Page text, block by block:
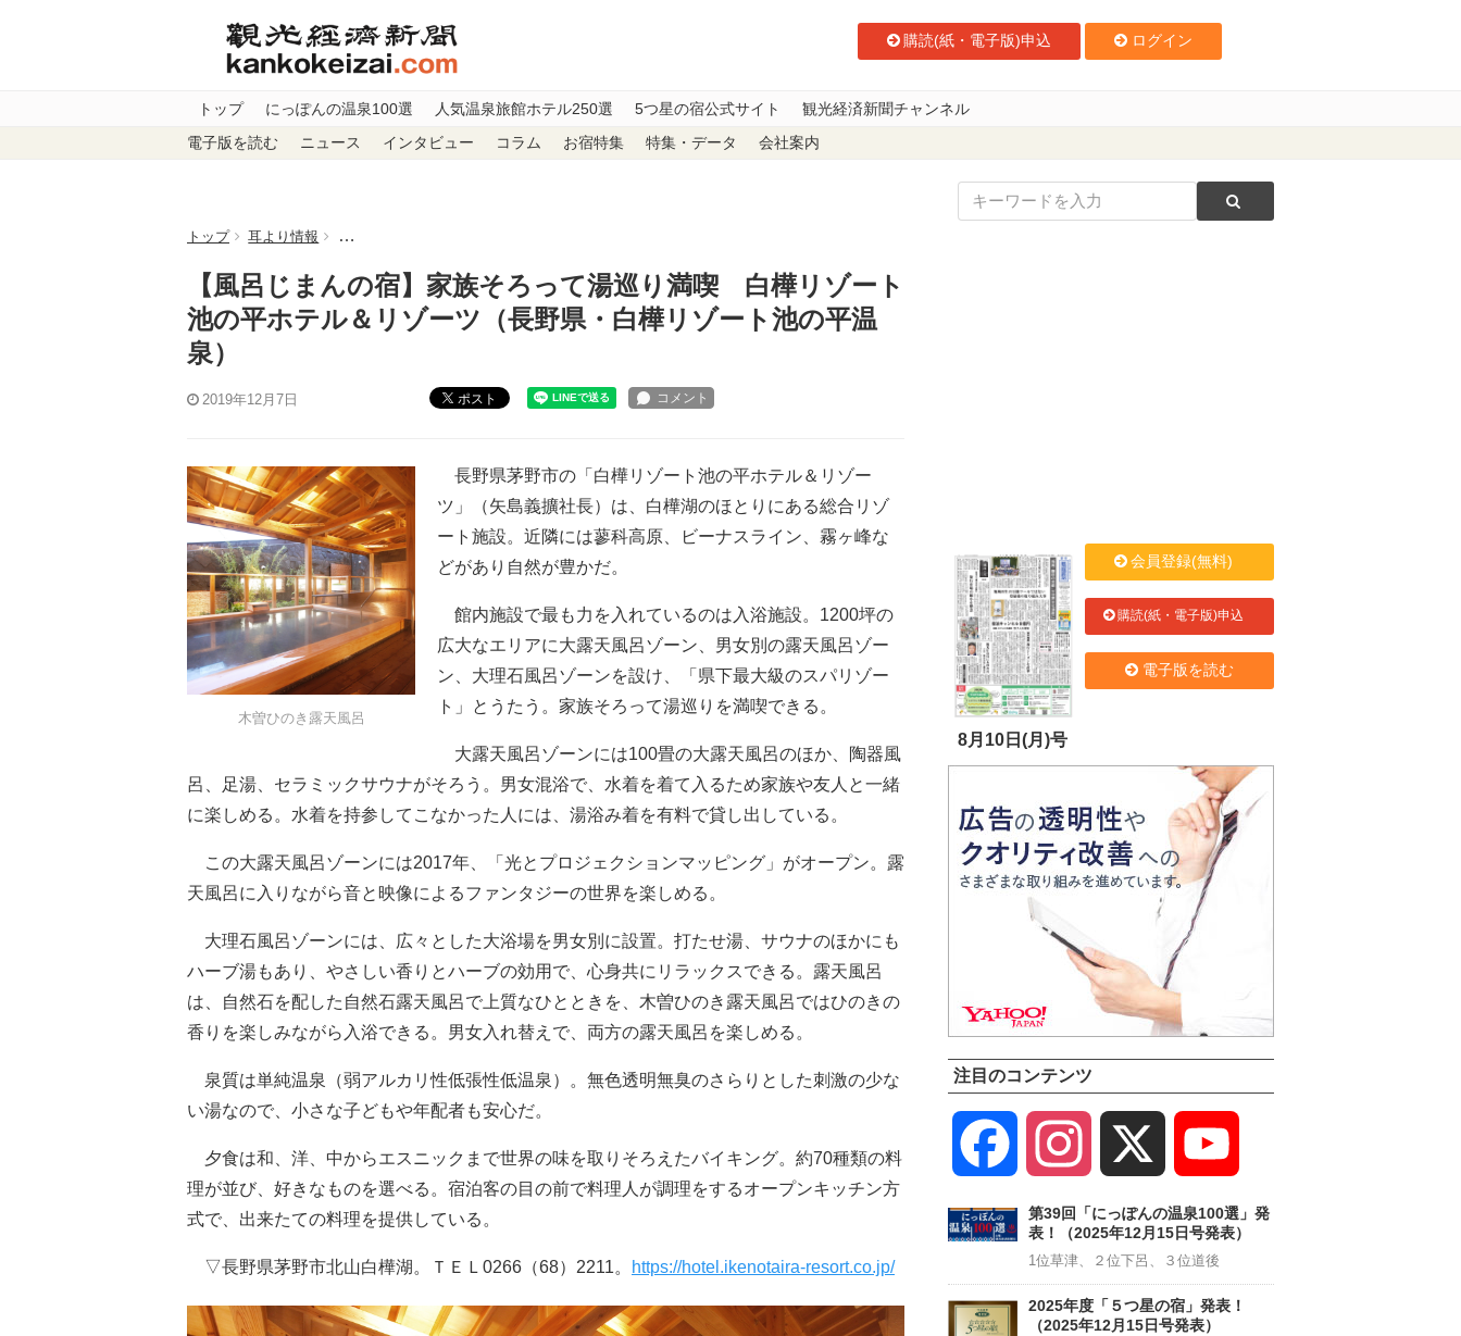
購読(紙・電子版)申込 ログイン
トップ にっぽんの温泉100選 人気温泉旅館ホテル250選 5つ星の宿公式サイト 観光経済新聞チャンネル
電子版を読む ニュース インタビュー コラム お宿特集 特集・データ 会社案内
トップ 耳より情報 【風呂じまんの宿】家族そろって湯巡り満喫 白樺リゾート池の平ホテル＆リゾーツ（長野県・白樺リゾート池の平温泉）
【風呂じまんの宿】家族そろって湯巡り満喫 白樺リゾート
池の平ホテル＆リゾーツ（長野県・白樺リゾート池の平温
泉）
2019年12月7日 ポスト
木曽ひのき露天風呂
長野県茅野市の「白樺リゾート池の平ホテル＆リゾー
ツ」（矢島義擴社長）は、白樺湖のほとりにある総合リゾ
ート施設。近隣には蓼科高原、ビーナスライン、霧ヶ峰な
どがあり自然が豊かだ。
館内施設で最も力を入れているのは入浴施設。1200坪の
広大なエリアに大露天風呂ゾーン、男女別の露天風呂ゾー
ン、大理石風呂ゾーンを設け、「県下最大級のスパリゾー
ト」とうたう。家族そろって湯巡りを満喫できる。
大露天風呂ゾーンには100畳の大露天風呂のほか、陶器風
呂、足湯、セラミックサウナがそろう。男女混浴で、水着を着て入るため家族や友人と一緒
に楽しめる。水着を持参してこなかった人には、湯浴み着を有料で貸し出している。
この大露天風呂ゾーンには2017年、「光とプロジェクションマッピング」がオープン。露
天風呂に入りながら音と映像によるファンタジーの世界を楽しめる。
大理石風呂ゾーンには、広々とした大浴場を男女別に設置。打たせ湯、サウナのほかにも
ハーブ湯もあり、やさしい香りとハーブの効用で、心身共にリラックスできる。露天風呂
は、自然石を配した自然石露天風呂で上質なひとときを、木曽ひのき露天風呂ではひのきの
香りを楽しみながら入浴できる。男女入れ替えで、両方の露天風呂を楽しめる。
泉質は単純温泉（弱アルカリ性低張性低温泉）。無色透明無臭のさらりとした刺激の少な
い湯なので、小さな子どもや年配者も安心だ。
夕食は和、洋、中からエスニックまで世界の味を取りそろえたバイキング。約70種類の料
理が並び、好きなものを選べる。宿泊客の目の前で料理人が調理をするオープンキッチン方
式で、出来たての料理を提供している。
▽長野県茅野市北山白樺湖。ＴＥＬ0266（68）2211。 https://hotel.ikenotaira-resort.co.jp/
8月10日(月)号
会員登録(無料)
購読(紙・電子版)申込
電子版を読む
注目のコンテンツ
Facebook Instagram
Channel
第39回「にっぽんの温泉100選」発
表！（2025年12月15日号発表）
1位草津、２位下呂、３位道後
2025年度「５つ星の宿」発表！
（2025年12月15日号発表）